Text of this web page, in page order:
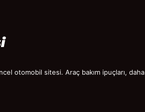
otomobil sitesi. Araç bakım ipuçları, daha